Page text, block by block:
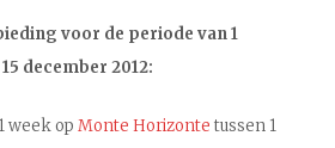
voor de periode van 1
december 2012:
week op Monte Horizonte tussen 1